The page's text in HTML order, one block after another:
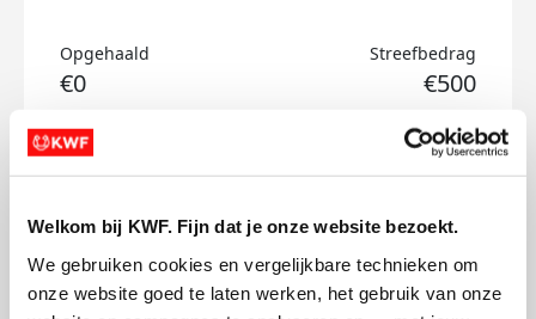
Welkom bij KWF. Fijn dat je onze website bezoekt.
We gebruiken cookies en vergelijkbare technieken om
onze website goed te laten werken, het gebruik van onze
Opgehaald
€0
Streefbedrag
€500
Doneer
Justin's badges